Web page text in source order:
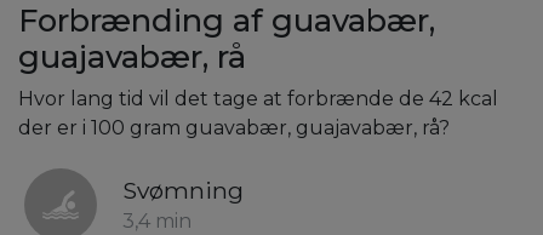
Forbrænding af guavabær,
guajavabær, rå
Hvor lang tid vil det tage at forbrænde de 42 kcal
der er i 100 gram guavabær, guajavabær, rå?
Svømning
3,4 min